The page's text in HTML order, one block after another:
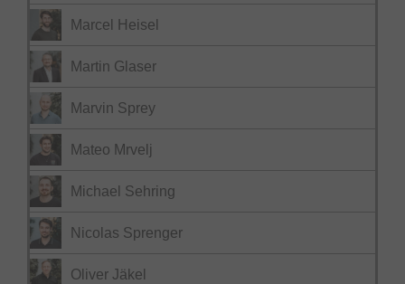
Marcel Heisel
Martin Glaser
Marvin Sprey
Mateo Mrvelj
Michael Sehring
Nicolas Sprenger
Oliver Jäkel